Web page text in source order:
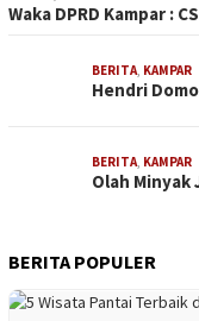
Waka DPRD Kampar :
BERITA, KAMPAR
Hendri
BERITA, KAMPAR
Olah
BERITA POPULER